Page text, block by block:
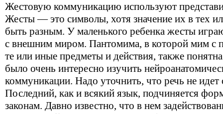
Жестовую коммуникацию используют
Жесты — это символы, хотя значение их в тех
быть разным. У маленького ребенка жесты
с внешним миром. Пантомима, в которой мим с
те или иные предметы и действия, также
было очень интересно изучить
коммуникации. Надо уточнить, что речь не
Последний, как и всякий язык, подчиняется
законам. Давно известно, что в нем